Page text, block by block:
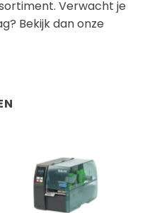
Verwacht je
Bekijk dan onze